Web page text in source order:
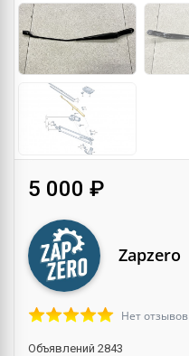
5 000 ₽
Zapzero
Нет отзывов
Объявлений 2843